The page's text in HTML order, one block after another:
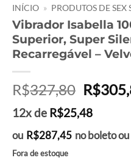
INÍCIO » PRODUTOS DE SEX
Vibrador Isabella
Superior, Super
Recarregável –
R$327,80 O
preço
original
era:
R$
12x de R$25,48
ou R$287,45 no boleto
Fora de estoque